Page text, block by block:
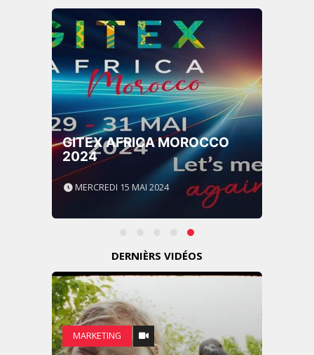
GITEX AFRICA MOROCCO
2024
MERCREDI 15 MAI 2024
DERNIÈRS VIDÉOS
MARKETING